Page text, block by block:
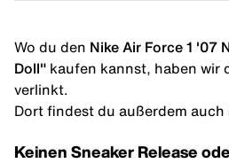
Wo du den Nike Air Force 1 '07
Doll" kaufen kannst, haben wir
verlinkt.
Dort findest du außerdem auch
Keinen Sneaker Release